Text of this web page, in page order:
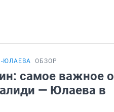
ЮЛАЕВА ОБЗОР
самое важное о
— Юлаева в